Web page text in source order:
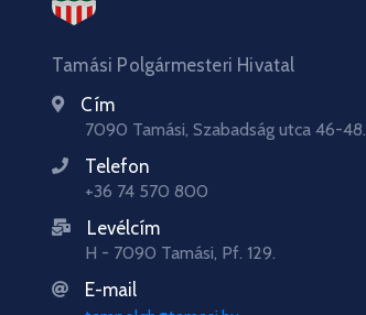
Tamási Polgármesteri Hivatal
Cím
7090 Tamási, Szabadság utca 46-48.
Telefon
+36 74 570 800
Levélcím
H - 7090 Tamási, Pf. 129.
E-mail